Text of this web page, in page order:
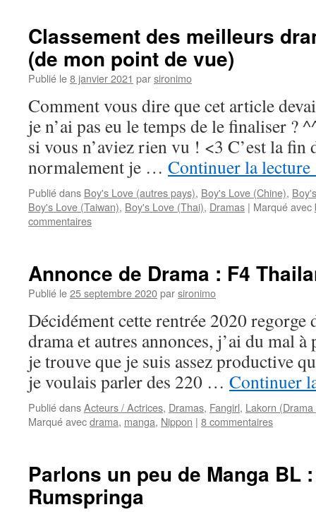
Classement des meilleurs
(de mon point de vue)
Publié le8 janvier 2021 parsironimo
Comment vous dire que cet article
je n’ai pas eu le temps de le finaliser ?
si vous n’aviez rien vu ! <3 C’est la fin
normalement je … Continuer la lecture
Publié dans Boy's Love (autres pays), Boy's Love (Chine),
Boy's Love (Taiwan), Boy's Love (Thai), Dramas | Marqué avec
commentaires
Annonce de Drama : F4
Publié le25 septembre 2020parsironimo
Décidément cette rentrée 2020 regorge
drama et autres annonces, j’ai du mal
je trouve que je suis assez productive
je voulais parler des 220 … Continuer
Publié dansActeurs / Actrices, Dramas, Fangirl, Lakorn
Marqué avecdrama, manga, Nippon | 8 commentaires
Parlons un peu de Manga BL
Rumspringa